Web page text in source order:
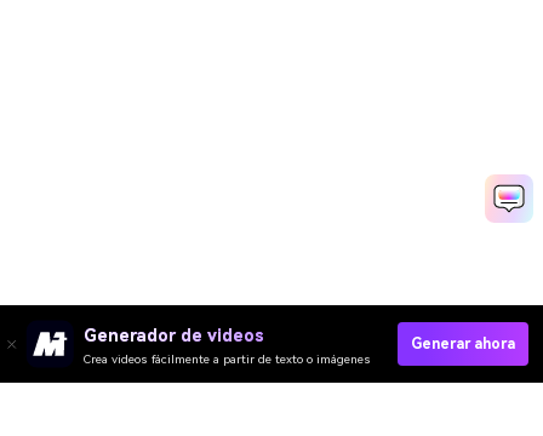
Generador de videos
Crea videos fácilmente a partir de texto o imágenes
Generar ahora